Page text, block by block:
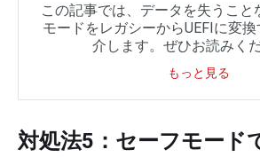
この記事では、データを失うこと
モードをレガシーからUEFIに変
介します。ぜひお読みくだ
もっと見る
対処法5：セーフモード